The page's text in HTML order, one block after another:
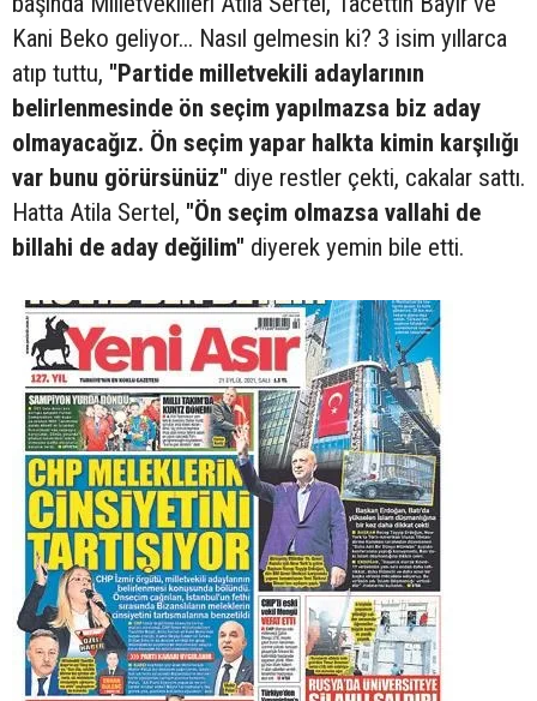
Kani Beko geliyor... Nasıl gelmesin ki? 3 isim yıllarca
atıp tuttu, "Partide milletvekili adaylarının
belirlenmesinde ön seçim yapılmazsa biz aday
olmayacağız. Ön seçim yapar halkta kimin karşılığı
var bunu görürsünüz" diye restler çekti, cakalar sattı.
Hatta Atila Sertel, "Ön seçim olmazsa vallahi de
billahi de aday değilim" diyerek yemin bile etti.